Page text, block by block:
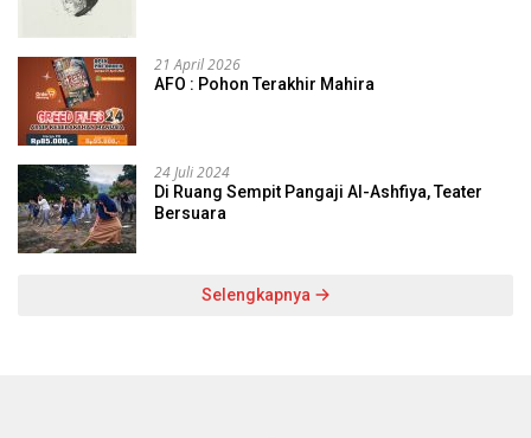
21 April 2026
AFO : Pohon Terakhir Mahira
24 Juli 2024
Di Ruang Sempit Pangaji Al-Ashfiya, Teater
Bersuara
Selengkapnya